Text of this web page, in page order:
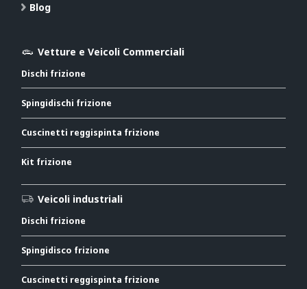
Blog
Vetture e Veicoli Commerciali
Dischi frizione
Spingidischi frizione
Cuscinetti reggispinta frizione
Kit frizione
Veicoli industriali
Dischi frizione
Spingidisco frizione
Cuscinetti reggispinta frizione